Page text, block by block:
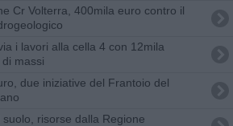
Cr Volterra, 400mila euro contro il
i lavori alla cella 4 con 12mila
massi
due iniziative del Frantoio del
suolo, risorse dalla Regione